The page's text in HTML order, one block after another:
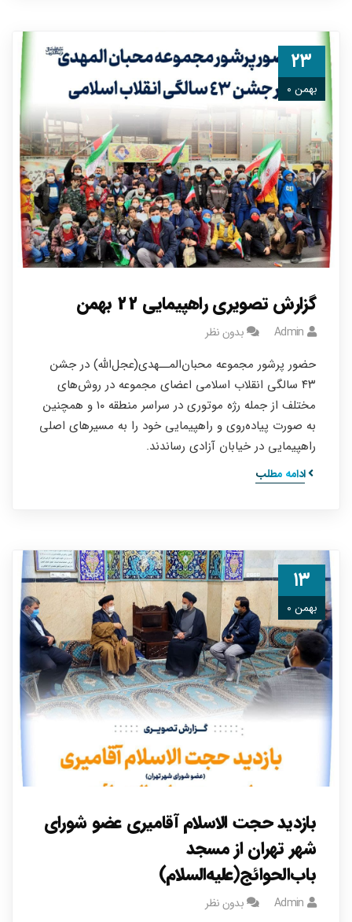
۲۳
بهمن ۰
گزارش تصویری راهپیمایی ۲۲ بهمن
Admin بدون نظر
حضور پرشور مجموعه محبان‌المــهدی(عجل‌الله) در جشن
۴۳ سالگی انقلاب اسلامی اعضای مجموعه در روش‌های
مختلف از جمله رژه موتوری در سراسر منطقه ۱۰ و همچنین
به صورت پیاده‌روی و راهپیمایی خود را به مسیرهای اصلی
راهپیمایی در خیابان آزادی رساندند.
ادامه مطلب
۱۳
بهمن ۰
بازدید حجت الاسلام آقامیری عضو شورای
شهر تهران از مسجد
باب‌الحوائج(علیه‌السلام)
Admin بدون نظر